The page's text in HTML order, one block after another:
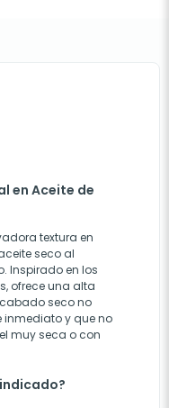
en Aceite de
textura en
seco al
Inspirado en los
ofrece una alta
seco no
inmediato y que no
muy seca o con